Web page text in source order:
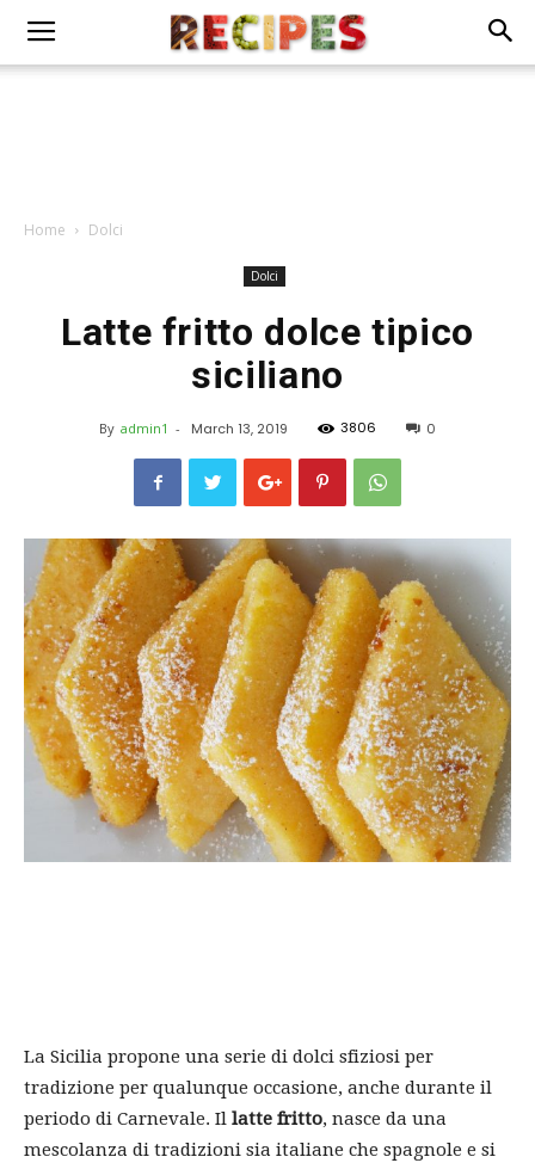
Home Dolci
Dolci
Latte fritto dolce tipico
siciliano
By admin1 - March 13, 2019 3806 0
La Sicilia propone una serie di dolci sfiziosi per
tradizione per qualunque occasione, anche durante il
periodo di Carnevale. Il latte fritto, nasce da una
mescolanza di tradizioni sia italiane che spagnole e si